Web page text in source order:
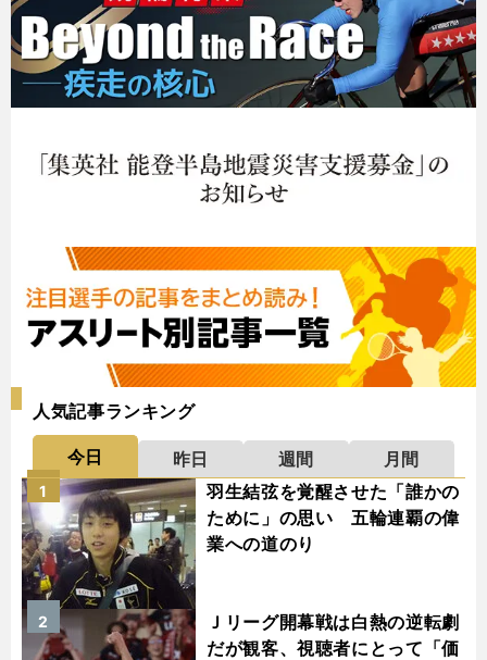
人気記事ランキング
今日 昨日 週間
月間
羽生結弦を覚醒させた「誰かの
ために」の思い 五輪連覇の偉
業への道のり
1
Ｊリーグ開幕戦は白熱の逆転劇
だが観客、視聴者にとって「価
2